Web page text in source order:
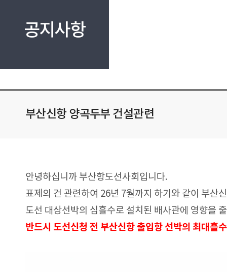
공지사항
부산신항 양곡두부 건설관련
안녕하십니까 부산항도선사회입니다.
표제의 건 관련하여 26년 7월까지 하기와 같이 부산
도선 대상선박의 심흘수로 설치된 배사관에 영향을
반드시 도선신청 전 부산신항 출입항 선박의 최대흘